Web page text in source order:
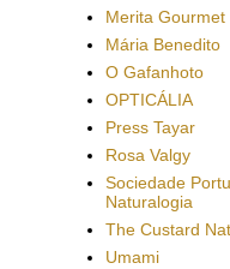
Merita Gourmet
Mária Benedito
O Gafanhoto
OPTICÁLIA
Press Tayar
Rosa Valgy
Sociedade
Naturalogia
The Custard
Umami